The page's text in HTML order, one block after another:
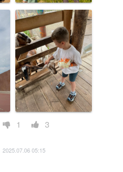
1 3
2025.07.06 05:15